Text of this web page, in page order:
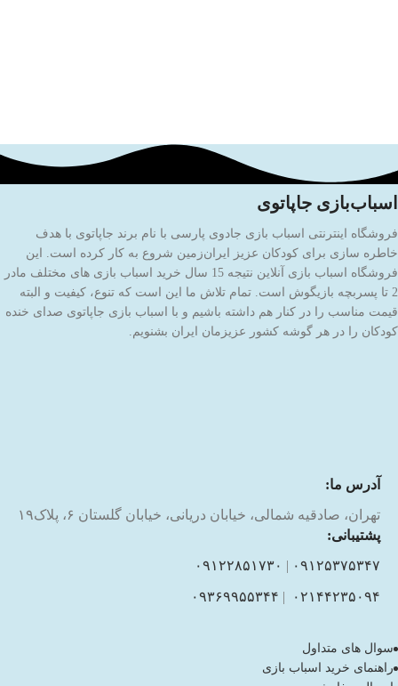
اسباب‌بازی جاپاتوی
فروشگاه اینترنتی اسباب بازی جادوی پارسی با نام برند جاپاتوی با هدف
خاطره سازی برای کودکان عزیز ایران‌زمین شروع به کار کرده است. این
فروشگاه اسباب بازی آنلاین نتیجه 15 سال خرید اسباب بازی های مختلف مادر
2 تا پسربچه بازیگوش است. تمام تلاش ما این است که تنوع، کیفیت و البته
قیمت مناسب را در کنار هم داشته باشیم و با اسباب بازی جاپاتوی صدای خنده
کودکان را در هر گوشه کشور عزیزمان ایران بشنویم.
آدرس ما:
تهران، صادقیه شمالی، خیابان دریانی، خیابان گلستان ۶، پلاک۱۹
پشتیبانی:
۰۹۱۲۵۳۷۵۳۴۷ | ۰۹۱۲۲۸۵۱۷۳۰
۰۲۱۴۴۲۳۵۰۹۴ | ۰۹۳۶۹۹۵۵۳۴۴
سوال های متداول
راهنمای خرید اسباب بازی